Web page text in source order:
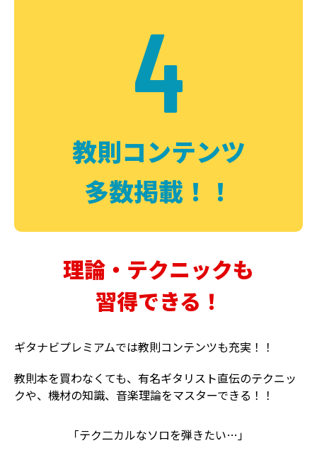
4
教則コンテンツ
多数掲載！！
理論・テクニックも
習得できる！
ギタナビプレミアムでは教則コンテンツも充実！！
教則本を買わなくても、有名ギタリスト直伝のテクニッ
クや、機材の知識、音楽理論をマスターできる！！
「テク二カルなソロを弾きたい…」